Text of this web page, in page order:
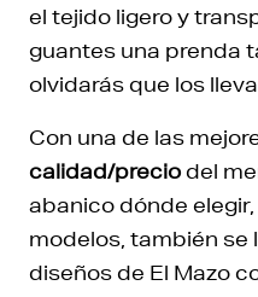
el tejido ligero y
guantes una prenda
olvidarás que los
Con una de las
calidad/preciodel
abanico dónde
modelos, también se
diseños de El Mazo